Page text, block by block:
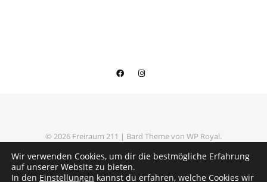
© 2026 Freiraum 211 | Bard Theme von WP Royal.
Datenschutzerklärung
Impressum
Wir verwenden Cookies, um dir die bestmögliche Erfahrung
auf unserer Website zu bieten.
In den Einstellungen kannst du erfahren, welche Cookies wir